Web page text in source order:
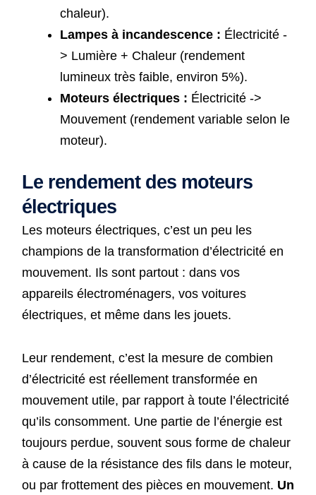
chaleur).
Lampes à incandescence : Électricité -
> Lumière + Chaleur (rendement
lumineux très faible, environ 5%).
Moteurs électriques : Électricité ->
Mouvement (rendement variable selon le
moteur).
Le rendement des moteurs
électriques
Les moteurs électriques, c’est un peu les
champions de la transformation d’électricité en
mouvement. Ils sont partout : dans vos
appareils électroménagers, vos voitures
électriques, et même dans les jouets.
Leur rendement, c’est la mesure de combien
d’électricité est réellement transformée en
mouvement utile, par rapport à toute l’électricité
qu’ils consomment. Une partie de l’énergie est
toujours perdue, souvent sous forme de chaleur
à cause de la résistance des fils dans le moteur,
ou par frottement des pièces en mouvement. Un